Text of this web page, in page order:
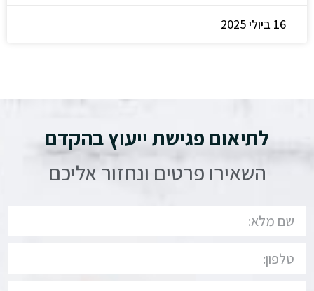
16 ביולי 2025
לתיאום פגישת ייעוץ בהקדם
השאירו פרטים ונחזור אליכם